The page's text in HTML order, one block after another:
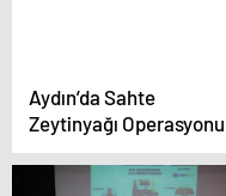
Aydın’da Sahte
Zeytinyağı Operasyonu